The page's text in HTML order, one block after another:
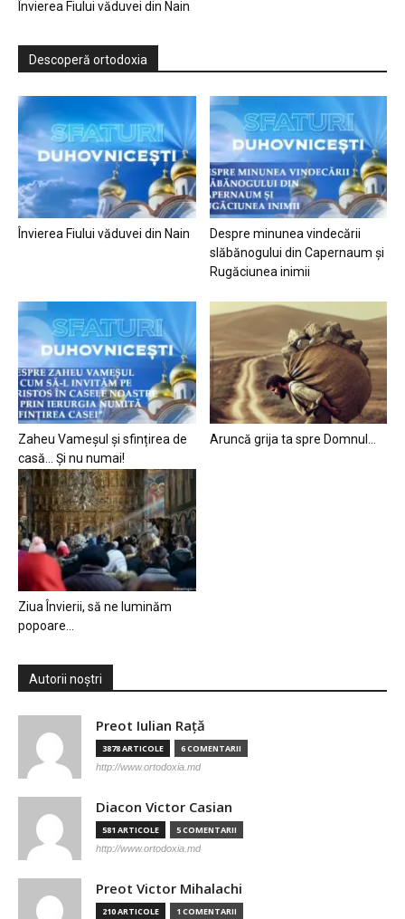
Învierea Fiului văduvei din Nain
Descoperă ortodoxia
Învierea Fiului văduvei din Nain
Despre minunea vindecării
slăbănogului din Capernaum și
Rugăciunea inimii
Zaheu Vameșul și sfințirea de
casă… Și nu numai!
Aruncă grija ta spre Domnul…
Ziua Învierii, să ne luminăm
popoare…
Autorii noștri
Preot Iulian Raţă
3878 ARTICOLE 6 COMENTARII
http://www.ortodoxia.md
Diacon Victor Casian
581 ARTICOLE 5 COMENTARII
http://www.ortodoxia.md
Preot Victor Mihalachi
210 ARTICOLE 1 COMENTARII